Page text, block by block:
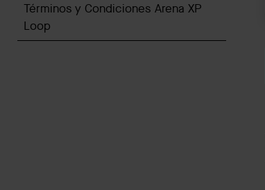
Términos y Condiciones Arena XP
Loop